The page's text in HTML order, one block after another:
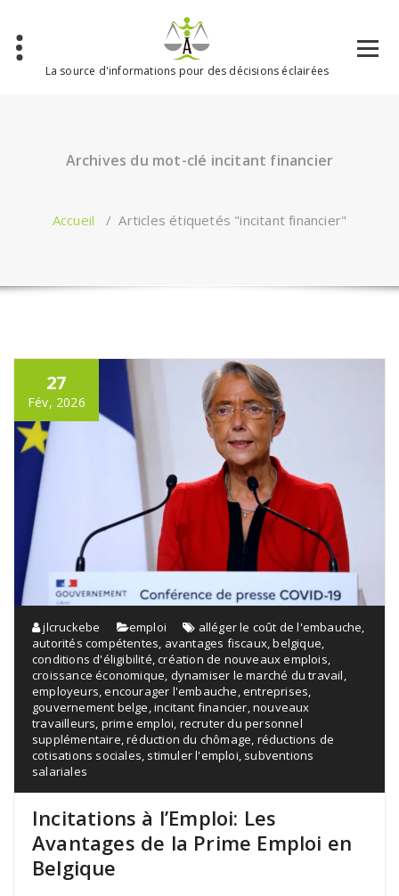
contenu
La source d'informations pour des décisions éclairées
Archives du mot-clé incitant financier
Accueil /Articles étiquetés "incitant financier"
27
Fév, 2026
jlcruckebe emploi alléger le coût de l'embauche,
autorités compétentes, avantages fiscaux,belgique,
conditions d'éligibilité,création de nouveaux emplois,
croissance économique, dynamiser le marché du travail,
employeurs,encourager l'embauche,entreprises,
gouvernement belge,incitant financier,nouveaux
travailleurs, prime emploi, recruter du personnel
supplémentaire,réduction du chômage, réductions de
cotisations sociales, stimuler l'emploi, subventions
salariales
Incitations à l’Emploi: Les
Avantages de la Prime Emploi en
Belgique